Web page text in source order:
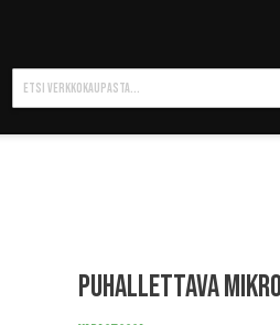
Hae
Puhallettava